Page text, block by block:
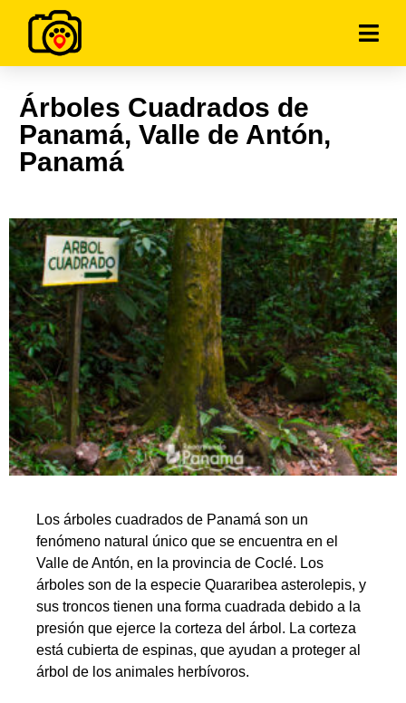
Árboles Cuadrados de
Panamá, Valle de Antón,
Panamá
Los árboles cuadrados de Panamá son un
fenómeno natural único que se encuentra en el
Valle de Antón, en la provincia de Coclé. Los
árboles son de la especie Quararibea asterolepis, y
sus troncos tienen una forma cuadrada debido a la
presión que ejerce la corteza del árbol. La corteza
está cubierta de espinas, que ayudan a proteger al
árbol de los animales herbívoros.